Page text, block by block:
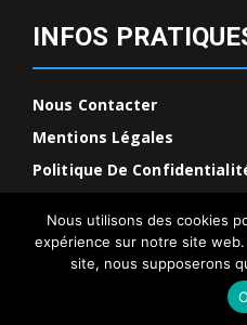
INFOS
Nous Contacter
Mentions Légales
Politique De
Planet
Nous utilisons des cookies
expérience sur notre site
site, nous supposerons